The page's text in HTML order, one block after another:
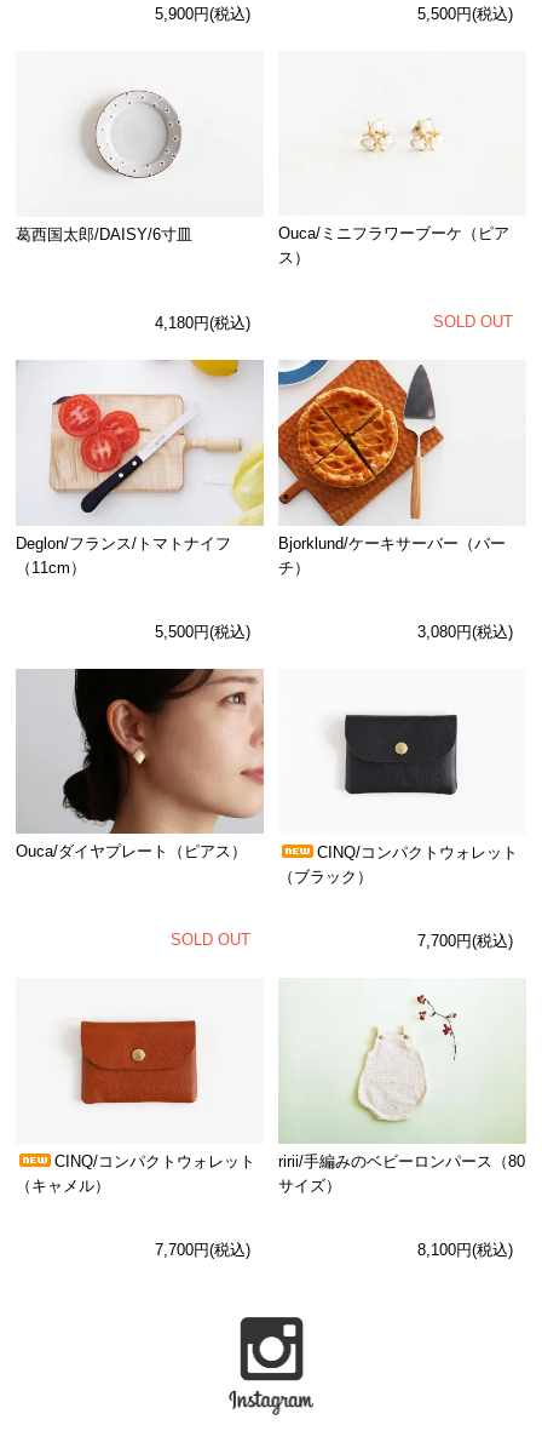
5,900円(税込) 5,500円(税込)
葛西国太郎/DAISY/6寸皿
4,180円(税込)
Ouca/ミニフラワーブーケ（ピア
ス）
SOLD OUT
Deglon/フランス/トマトナイフ
（11cm）
5,500円(税込)
Bjorklund/ケーキサーバー（バー
チ）
3,080円(税込)
Ouca/ダイヤプレート（ピアス）
SOLD OUT
CINQ/コンパクトウォレット
（ブラック）
7,700円(税込)
CINQ/コンパクトウォレット
（キャメル）
7,700円(税込)
ririi/手編みのベビーロンパース（80
サイズ）
8,100円(税込)